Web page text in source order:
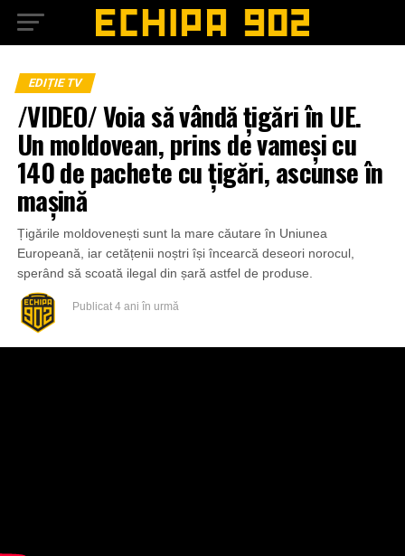
EDIȚIE TV
/VIDEO/ Voia să vândă țigări în UE.
Un moldovean, prins de vameși cu
140 de pachete cu țigări, ascunse în
mașină
Țigările moldovenești sunt la mare căutare în Uniunea
Europeană, iar cetățenii noștri își încearcă deseori norocul,
sperând să scoată ilegal din șară astfel de produse.
Publicat 4 ani în urmă